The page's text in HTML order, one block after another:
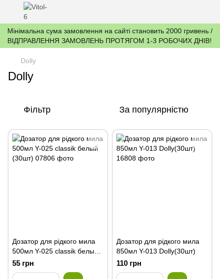
Мінімальна сума замовлення на сайті становить 2000 гривень /
ВІДПРАВЛЕННЯ ЗАМОВЛЕНЬ ПРОТЯГОМ 1-3 РОБОЧИХ ДНІВ!
Dolly
Dolly
Фільтр За популярністю
Дозатор для рiдкого мила
500мл Y-025 classik белый
(30шт)
55 грн
Дозатор для рiдкого мила
850мл Y-013 Dolly(30шт)
110 грн